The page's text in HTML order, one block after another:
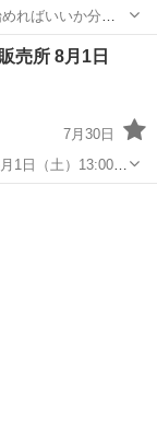
仕事やブログにど
初心者の方向けの体験型作業...
売所 8月1日
7月30日
1日（土）13:00〜
けます✨ お気